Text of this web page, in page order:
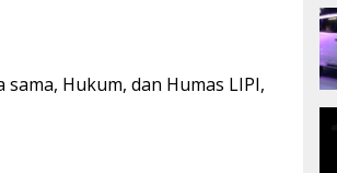
Hukum, dan Humas LIPI,